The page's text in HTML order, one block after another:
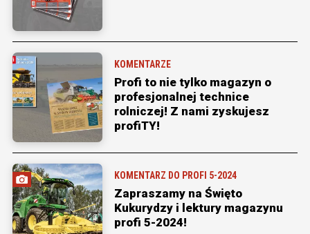
KOMENTARZE
Profi to nie tylko magazyn o
profesjonalnej technice
rolniczej! Z nami zyskujesz
profiTY!
KOMENTARZ DO PROFI 5-2024
Zapraszamy na Święto
Kukurydzy i lektury magazynu
profi 5-2024!